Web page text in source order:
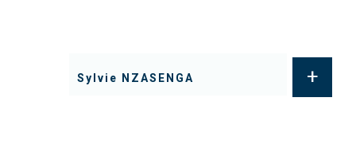
Sylvie NZASENGA +